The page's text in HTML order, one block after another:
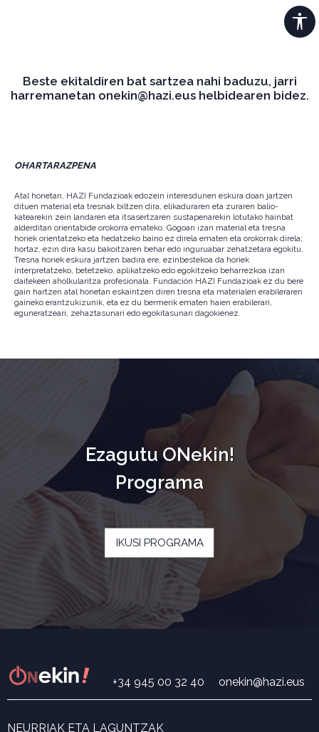
Beste ekitaldiren bat sartzea nahi baduzu, jarri
harremanetan onekin@hazi.eus helbidearen bidez.
OHARTARAZPENA
Atal honetan, HAZI Fundazioak edozein interesdunen eskura doan jartzen
dituen material eta tresnak biltzen dira, elikaduraren eta zuraren balio-
katearekin zein landaren eta itsasertzaren sustapenarekin lotutako hainbat
alderditan orientabide orokorra emateko. Gogoan izan material eta tresna
horiek orientatzeko eta hedatzeko baino ez direla ematen eta orokorrak direla;
hortaz, ezin dira kasu bakoitzaren behar edo inguruabar zehatzetara egokitu.
Tresna horiek eskura jartzen badira ere, ezinbestekoa da horiek
interpretatzeko, betetzeko, aplikatzeko edo egokitzeko beharrezkoa izan
daitekeen aholkularitza profesionala. Fundación HAZI Fundazioak ez du bere
gain hartzen atal honetan eskaintzen diren tresna eta materialen erabileraren
gaineko erantzukizunik, eta ez du bermerik ematen haien erabilerari,
eguneratzeari, zehaztasunari edo egokitasunari dagokienez.
Ezagutu ONekin!
Programa
IKUSI PROGRAMA
+34 945 00 32 40 onekin@hazi.eus
NEURRIAK ETA LAGUNTZAK